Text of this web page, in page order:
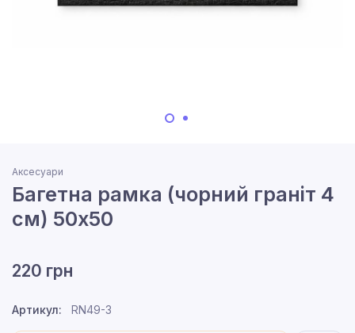
Аксесуари
Багетна рамка (чорний граніт 4
см) 50х50
220 грн
Артикул: RN49-3